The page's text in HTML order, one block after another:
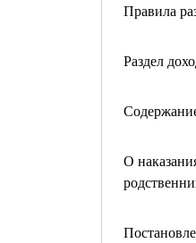
Правила
Раздел
О